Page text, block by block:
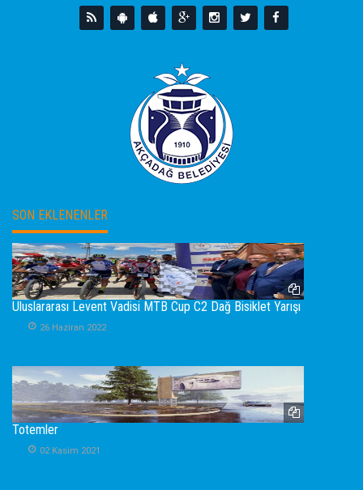
SON EKLENENLER
Uluslararası Levent Vadisi MTB Cup C2 Dağ Bisiklet Yarışı
26 Haziran 2022
Totemler
02 Kasim 2021